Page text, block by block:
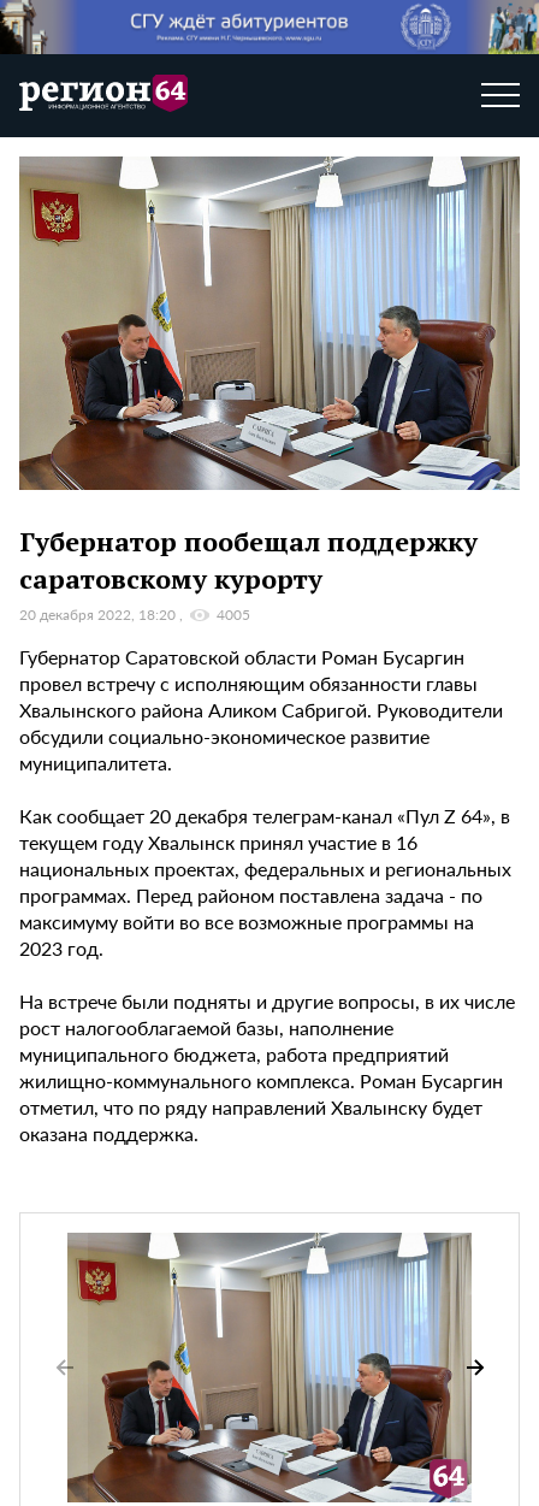
Губернатор пообещал поддержку
саратовскому курорту
20 декабря 2022, 18:20 4005
Губернатор Саратовской области Роман Бусаргин
провел встречу с исполняющим обязанности главы
Хвалынского района Аликом Сабригой. Руководители
обсудили социально-экономическое развитие
муниципалитета.
Как сообщает 20 декабря телеграм-канал «Пул Z 64», в
текущем году Хвалынск принял участие в 16
национальных проектах, федеральных и региональных
программах. Перед районом поставлена задача - по
максимуму войти во все возможные программы на
2023 год.
На встрече были подняты и другие вопросы, в их числе
рост налогооблагаемой базы, наполнение
муниципального бюджета, работа предприятий
жилищно-коммунального комплекса. Роман Бусаргин
отметил, что по ряду направлений Хвалынску будет
оказана поддержка.